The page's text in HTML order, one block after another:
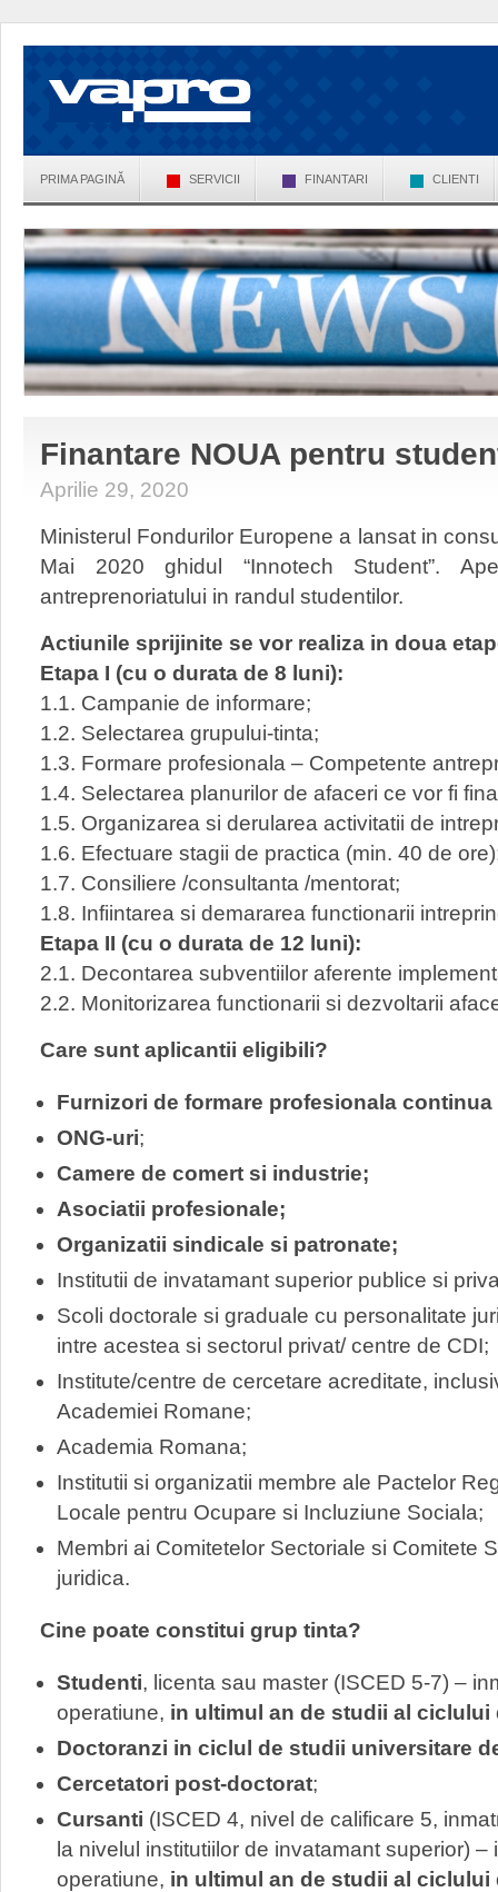
PRIMA PAGINĂ SERVICII FINANTARI CLIENTI
Finantare NOUA pentru
Aprilie 29, 2020
Ministerul Fondurilor Europene a lansat in
Mai 2020 ghidul “Innotech Student”.
antreprenoriatului in randul studentilor.
Actiunile sprijinite se vor realiza in doua
Etapa I (cu o durata de 8 luni):
1.1. Campanie de informare;
1.2. Selectarea grupului-tinta;
1.3. Formare profesionala – Competente
1.4. Selectarea planurilor de afaceri ce vor fi
1.5. Organizarea si derularea activitatii de
1.6. Efectuare stagii de practica (min. 40 de
1.7. Consiliere /consultanta /mentorat;
1.8. Infiintarea si demararea functionarii
Etapa II (cu o durata de 12 luni):
2.1. Decontarea subventiilor aferente
2.2. Monitorizarea functionarii si dezvoltarii
Care sunt aplicantii eligibili?
Furnizori de formare profesionala continua
ONG-uri;
Camere de comert si industrie;
Asociatii profesionale;
Organizatii sindicale si patronate;
Institutii de invatamant superior publice si
Scoli doctorale si graduale cu personalitate
intre acestea si sectorul privat/ centre de CDI;
Institute/centre de cercetare acreditate,
Academiei Romane;
Academia Romana;
Institutii si organizatii membre ale Pactelor
Locale pentru Ocupare si Incluziune Sociala;
Membri ai Comitetelor Sectoriale si Comitete
juridica.
Cine poate constitui grup tinta?
Studenti, licenta sau master (ISCED 5-7) –
operatiune, in ultimul an de studii al
Doctoranzi in ciclul de studii universitare
Cercetatori post-doctorat;
Cursanti (ISCED 4, nivel de calificare 5,
la nivelul institutiilor de invatamant superior)
operatiune, in ultimul an de studii al ciclului